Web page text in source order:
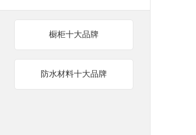
橱柜十大品牌
防水材料十大品牌